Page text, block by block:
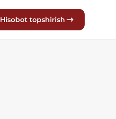
Hisobot topshirish